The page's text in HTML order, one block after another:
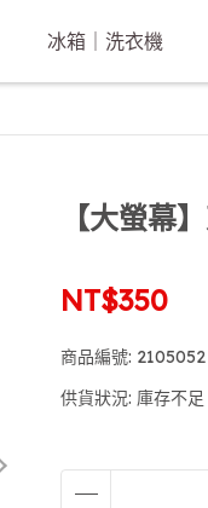
冰箱｜洗衣機
【大螢幕
NT$350
商品編號: 2105052
供貨狀況: 庫存不足